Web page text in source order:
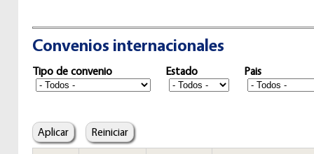
Convenios internacionales
Tipo de convenio Estado Pais